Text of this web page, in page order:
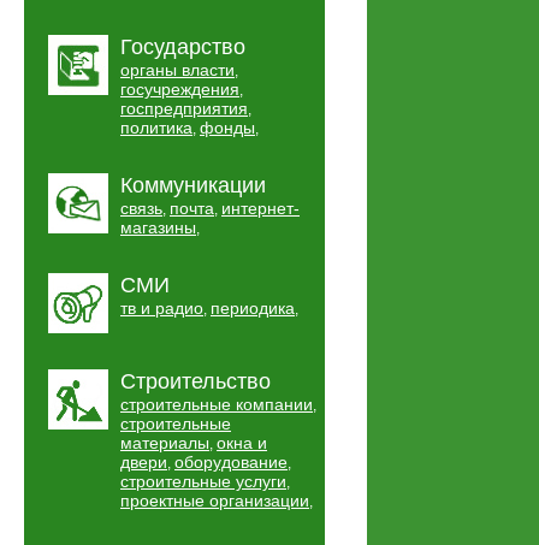
Государство
органы власти,
госучреждения,
госпредприятия,
политика, фонды,
Коммуникации
связь, почта, интернет-
магазины,
СМИ
тв и радио, периодика,
Строительство
строительные компании,
строительные
материалы, окна и
двери, оборудование,
строительные услуги,
проектные организации,